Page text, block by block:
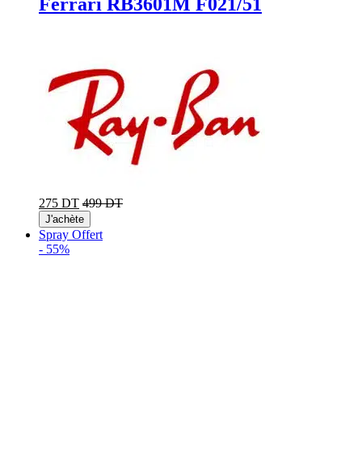
275 DT 499 DT
J'achète
Spray Offert
- 55%